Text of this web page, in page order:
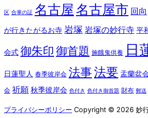
区 合掌の証 名古屋名古屋市 回向
が行きたがるお寺 岩塚 岩塚の妙行寺 平
会式 御朱印 御首題 施餓鬼供養 日
日蓮聖人 春季彼岸会 法事法要 盂蘭盆
会 祈願 秋季彼岸会 色付き 色付き御首題 財布 郵送
プライバシーポリシー Copyright © 2026 妙行